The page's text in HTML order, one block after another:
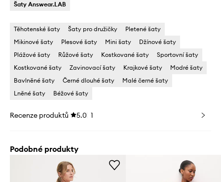
Šaty Answear.LAB
Těhotenské šaty Šaty pro družičky
Pletené šaty
Mikinové šaty
Plesové šaty Mini šaty
Džínové šaty
Plážové šaty
Růžové šaty Kostkované šaty
Sportovní šaty
Kostkované šaty
Zavinovací šaty Krajkové šaty
Modré šaty
Bavlněné šaty
Černé dlouhé šaty
Malé černé šaty
Lněné šaty
Béžové šaty
Recenze produktů 5.0 1
Podobné produkty